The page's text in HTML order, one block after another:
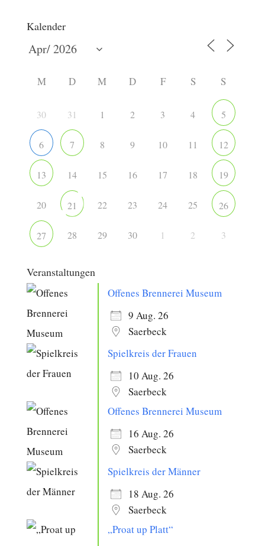
Kalender
M D M D F S S
30 31 1 2 3 4 5
6 7 8 9 10 11 12
13 14 15 16 17 18 19
20 21 22 23 24 25 26
27 28 29 30 1 2 3
Veranstaltungen
Offenes Brennerei Museum
9 Aug. 26
Saerbeck
Spielkreis der Frauen
10 Aug. 26
Saerbeck
Offenes Brennerei Museum
16 Aug. 26
Saerbeck
Spielkreis der Männer
18 Aug. 26
Saerbeck
„Proat up Platt“